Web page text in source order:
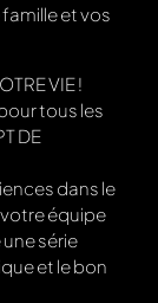
et vos
VIE !
tous les
DE
dans le
équipe
série
et le bon